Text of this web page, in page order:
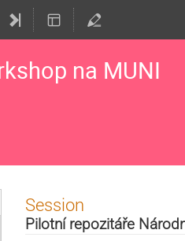
na MUNI
Session
Pilotní repozitáře